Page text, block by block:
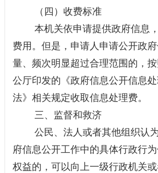
（四）收费标准
本机关依申请提供政府信息
费用。但是，申请人申请公开政
量、频次明显超过合理范围的，
公厅印发的《政府信息公开信息
法》相关规定收取信息处理费。
三、监督和救济
公民、法人或者其他组织认
府信息公开工作中的具体行政行
权益的，可以向上一级行政机关